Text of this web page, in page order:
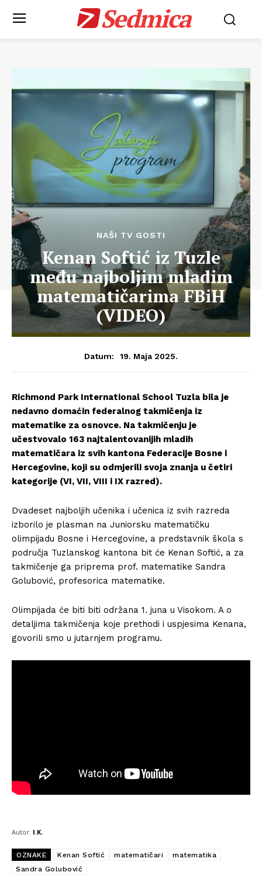
Sedmica
NAŠI TV GOSTI
Kenan Softić iz Tuzle
među najboljim mladim
matematičarima FBiH
(VIDEO)
Datum: 19. Maja 2025.
Richmond Park International School Tuzla bila je
nedavno domaćin federalnog takmičenja iz
matematike za osnovce. Na takmičenju je
učestvovalo 163 najtalentovanijih mladih
matematičara iz svih kantona Federacije Bosne i
Hercegovine, koji su odmjerili svoja znanja u četiri
kategorije (VI, VII, VIII i IX razred).
Dvadeset najboljih učenika i učenica iz svih razreda
izborilo je plasman na Juniorsku matematičku
olimpijadu Bosne i Hercegovine, a predstavnik škola s
područja Tuzlanskog kantona bit će Kenan Softić, a za
takmičenje ga priprema prof. matematike Sandra
Golubović, profesorica matematike.
Olimpijada će biti biti održana 1. juna u Visokom. A o
detaljima takmičenja koje prethodi i uspjesima Kenana,
govorili smo u jutarnjem programu.
Autor: I.K.
OZNAKE Kenan Softić matematičari
matematika
Sandra Golubović